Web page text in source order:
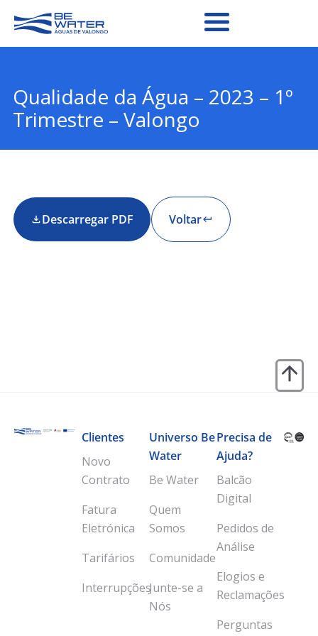
Qualidade da Água – 2023 – 1º
Trimestre – Valongo
Descarregar PDF Voltar
Clientes
Novo
Contrato
Fatura
Eletrónica
Tarifários
Interrupções
Universo Be
Water
Be Water
Quem
Somos
Comunidade
Junte-se a
Nós
Precisa de
Ajuda?
Balcão
Digital
Pedidos de
Análise
Elogios e
Reclamações
Perguntas